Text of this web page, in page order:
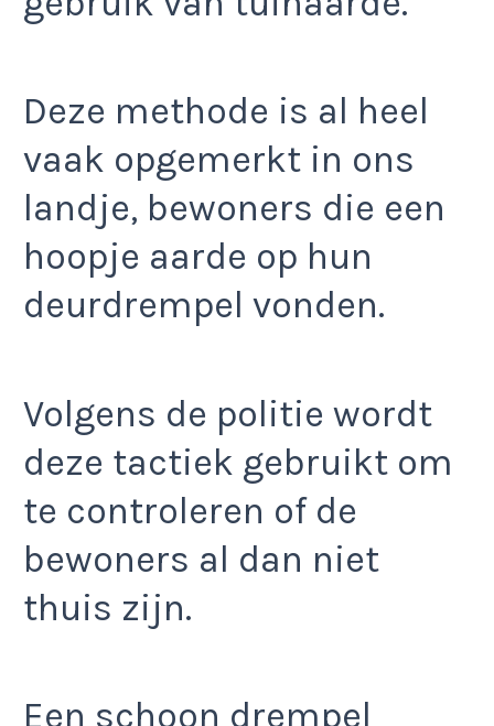
Deze methode is al heel
vaak opgemerkt in ons
landje, bewoners die een
hoopje aarde op hun
deurdrempel vonden.
Volgens de politie wordt
deze tactiek gebruikt om
te controleren of de
bewoners al dan niet
thuis zijn.
Een schoon drempel